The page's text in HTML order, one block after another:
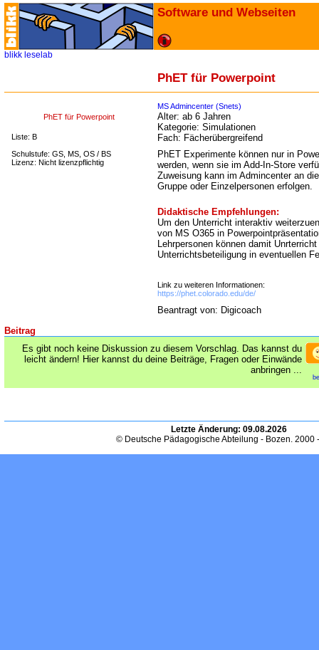
Software und Webseiten
blikk leselab
PhET für Powerpoint
PhET für Powerpoint
Liste: B
Schulstufe: GS, MS, OS / BS
Lizenz: Nicht lizenzpflichtig
MS Admincenter (Snets)
Alter: ab 6 Jahren
Kategorie: Simulationen
Fach: Fächerübergreifend
PhET Experimente können nur in
werden, wenn sie im Add-In-Store
Zuweisung kann im Admincenter an
Gruppe oder Einzelpersonen erfolgen.
Didaktische Empfehlungen:
Um den Unterricht interaktiv
von MS O365 in
Lehrpersonen können damit
Unterrichtsbeteiligung in eventuellen
Link zu weiteren Informationen:
https://phet.colorado.edu/de/
Beantragt von: Digicoach
Beitrag
Es gibt noch keine Diskussion zu diesem Vorschlag. Das kannst du
leicht ändern! Hier kannst du deine Beiträge, Fragen oder Einwände
anbringen ...
Letzte Änderung: 09.08.2026
© Deutsche Pädagogische Abteilung - Bozen. 2000